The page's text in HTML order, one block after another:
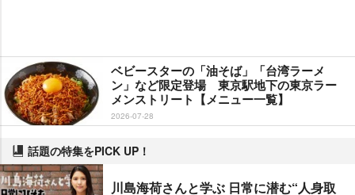
ベビースターの「油そば」「台湾ラーメ
ン」など限定登場 東京駅地下の東京ラー
メンストリート【メニュー一覧】
2026-07-28
話題の特集をPICK UP！
川島海荷さんと学ぶ 日常に潜む“人身取